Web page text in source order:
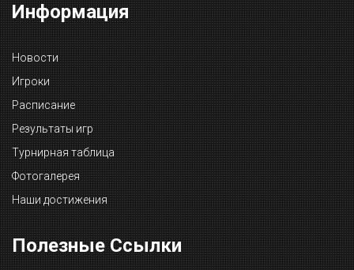
Информация
Новости
Игроки
Расписание
Результаты игр
Турнирная таблица
Фотогалерея
Наши достижения
Полезные Ссылки